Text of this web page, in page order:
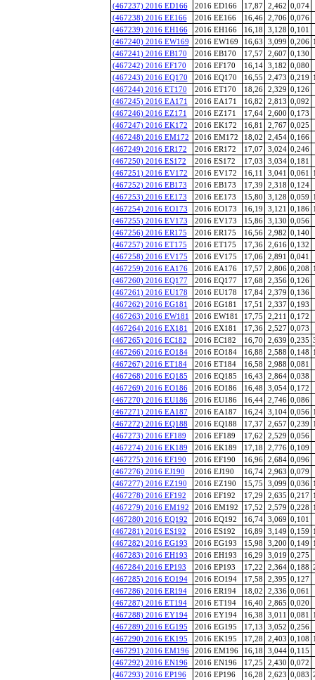
(467237) 2016 ED166
2016 ED166 17,87 2,462 0,074
(467238) 2016 EE166
2016 EE166 16,46 2,706 0,076
(467239) 2016 EH166
2016 EH166 16,18 3,128 0,101
(467240) 2016 EW169
2016 EW169 16,63 3,099 0,206
(467241) 2016 EB170
2016 EB170 17,57 2,607 0,130
(467242) 2016 EF170
2016 EF170 16,14 3,182 0,080
(467243) 2016 EQ170
2016 EQ170 16,55 2,473 0,219
(467244) 2016 ET170
2016 ET170 18,26 2,329 0,126
(467245) 2016 EA171
2016 EA171 16,82 2,813 0,092
(467246) 2016 EZ171
2016 EZ171 17,64 2,600 0,173
(467247) 2016 EK172
2016 EK172 16,81 2,767 0,025
(467248) 2016 EM172
2016 EM172 18,02 2,454 0,166
(467249) 2016 ER172
2016 ER172 17,07 3,024 0,246
(467250) 2016 ES172
2016 ES172 17,03 3,034 0,181
(467251) 2016 EV172
2016 EV172 16,11 3,041 0,061
(467252) 2016 EB173
2016 EB173 17,39 2,318 0,124
(467253) 2016 EE173
2016 EE173 15,80 3,128 0,059
(467254) 2016 EO173
2016 EO173 16,19 3,121 0,186
(467255) 2016 EV173
2016 EV173 15,86 3,130 0,056
(467256) 2016 ER175
2016 ER175 16,56 2,982 0,140
(467257) 2016 ET175
2016 ET175 17,36 2,616 0,132
(467258) 2016 EV175
2016 EV175 17,06 2,891 0,041
(467259) 2016 EA176
2016 EA176 17,57 2,806 0,208
(467260) 2016 EQ177
2016 EQ177 17,68 2,356 0,126
(467261) 2016 EU178
2016 EU178 17,84 2,379 0,136
(467262) 2016 EG181
2016 EG181 17,51 2,337 0,193
(467263) 2016 EW181
2016 EW181 17,75 2,211 0,172
(467264) 2016 EX181
2016 EX181 17,36 2,527 0,073
(467265) 2016 EC182
2016 EC182 16,70 2,639 0,235
(467266) 2016 EO184
2016 EO184 16,88 2,588 0,148
(467267) 2016 ET184
2016 ET184 16,58 2,988 0,081
(467268) 2016 EQ185
2016 EQ185 16,43 2,864 0,038
(467269) 2016 EO186
2016 EO186 16,48 3,054 0,172
(467270) 2016 EU186
2016 EU186 16,44 2,746 0,086
(467271) 2016 EA187
2016 EA187 16,24 3,104 0,056
(467272) 2016 EQ188
2016 EQ188 17,37 2,657 0,239
(467273) 2016 EF189
2016 EF189 17,62 2,529 0,056
(467274) 2016 EK189
2016 EK189 17,18 2,776 0,109
(467275) 2016 EF190
2016 EF190 16,96 2,684 0,096
(467276) 2016 EJ190
2016 EJ190 16,74 2,963 0,079
(467277) 2016 EZ190
2016 EZ190 15,75 3,099 0,036
(467278) 2016 EF192
2016 EF192 17,29 2,635 0,217
(467279) 2016 EM192
2016 EM192 17,52 2,579 0,228
(467280) 2016 EQ192
2016 EQ192 16,74 3,069 0,101
(467281) 2016 ES192
2016 ES192 16,89 3,149 0,159
(467282) 2016 EG193
2016 EG193 15,98 3,200 0,149
(467283) 2016 EH193
2016 EH193 16,29 3,019 0,275
(467284) 2016 EP193
2016 EP193 17,22 2,364 0,188
(467285) 2016 EO194
2016 EO194 17,58 2,395 0,127
(467286) 2016 ER194
2016 ER194 18,02 2,336 0,061
(467287) 2016 ET194
2016 ET194 16,40 2,865 0,020
(467288) 2016 EY194
2016 EY194 16,38 3,011 0,081
(467289) 2016 EG195
2016 EG195 17,13 3,052 0,256
(467290) 2016 EK195
2016 EK195 17,28 2,403 0,108
(467291) 2016 EM196
2016 EM196 16,18 3,044 0,115
(467292) 2016 EN196
2016 EN196 17,25 2,430 0,072
(467293) 2016 EP196
2016 EP196 16,28 2,623 0,083